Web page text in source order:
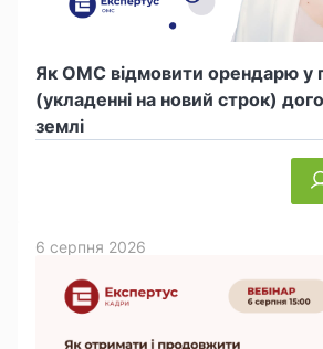
Як ОМС відмовити орендарю у
(укладенні на новий строк)
землі
6 серпня 2026